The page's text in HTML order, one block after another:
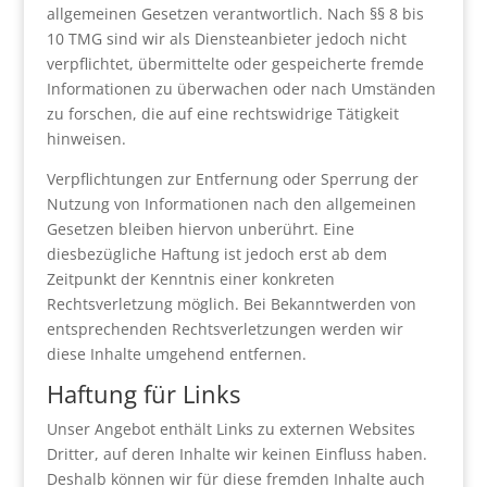
allgemeinen Gesetzen verantwortlich. Nach §§ 8 bis
10 TMG sind wir als Diensteanbieter jedoch nicht
verpflichtet, übermittelte oder gespeicherte fremde
Informationen zu überwachen oder nach Umständen
zu forschen, die auf eine rechtswidrige Tätigkeit
hinweisen.
Verpflichtungen zur Entfernung oder Sperrung der
Nutzung von Informationen nach den allgemeinen
Gesetzen bleiben hiervon unberührt. Eine
diesbezügliche Haftung ist jedoch erst ab dem
Zeitpunkt der Kenntnis einer konkreten
Rechtsverletzung möglich. Bei Bekanntwerden von
entsprechenden Rechtsverletzungen werden wir
diese Inhalte umgehend entfernen.
Haftung für Links
Unser Angebot enthält Links zu externen Websites
Dritter, auf deren Inhalte wir keinen Einfluss haben.
Deshalb können wir für diese fremden Inhalte auch